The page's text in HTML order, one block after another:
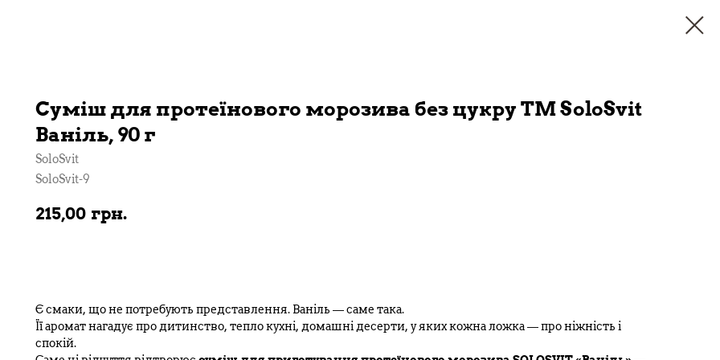
Суміш для протеїнового морозива без цукру ТМ SoloSvit
Ваніль, 90 г
SoloSvit
SoloSvit-9
215,00 грн.
Є смаки, що не потребують представлення. Ваніль — саме така.
Її аромат нагадує про дитинство, тепло кухні, домашні десерти, у яких кожна ложка — про ніжність і
спокій.